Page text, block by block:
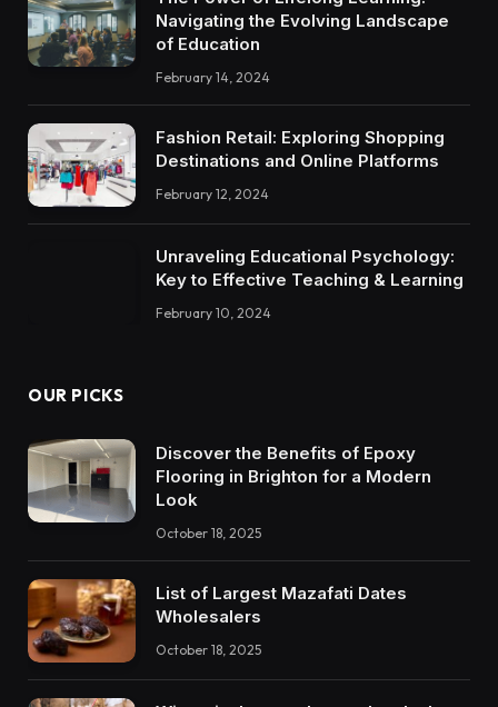
Navigating the Evolving Landscape
of Education
February 14, 2024
Fashion Retail: Exploring Shopping
Destinations and Online Platforms
February 12, 2024
Unraveling Educational Psychology:
Key to Effective Teaching & Learning
February 10, 2024
OUR PICKS
Discover the Benefits of Epoxy
Flooring in Brighton for a Modern
Look
October 18, 2025
List of Largest Mazafati Dates
Wholesalers
October 18, 2025